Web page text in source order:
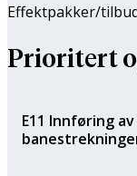
Effektpakker/
Prioritert
E11 Innføring